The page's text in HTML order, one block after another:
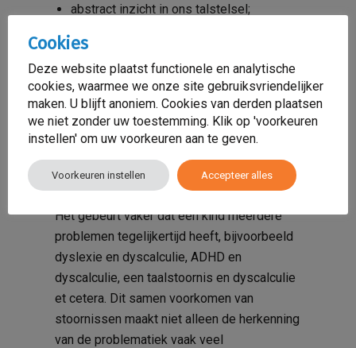
abstract inzicht in ons talstelsel;
getalbegrip en getalproductie;
het omschakelen naar andere
maateenheden, bijvoorbeeld van meters
naar centimeters.
Dyscalculie kan samengaan
met andere stoornissen
Het gebeurt vaker dat een kind meerdere
problemen tegelijkertijd heeft, bijvoorbeeld
dyslexie en dyscalculie, ADHD en
dyscalculie, een taalstoornis en dyscalculie
et cetera. Dit samen voorkomen van
stoornissen maakt niet alleen de herkenning
van de problematiek vaak veel
Cookies
Deze website plaatst functionele en analytische
cookies, waarmee we onze site gebruiksvriendelijker
maken. U blijft anoniem. Cookies van derden plaatsen
we niet zonder uw toestemming. Klik op 'voorkeuren
instellen' om uw voorkeuren aan te geven.
Voorkeuren instellen Accepteer alles